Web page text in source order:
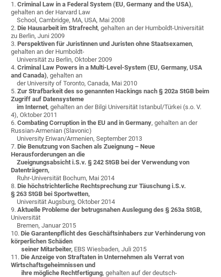
1.Criminal Law in a Federal System (EU, Germany and the USA),
gehalten an der Harvard Law
School, Cambridge, MA, USA, Mai 2008
2.Die Hausarbeit im Strafrecht, gehalten an der Humboldt-Universität
zu Berlin, Juni 2009
3.Perspektiven für Juristinnen und Juristen ohne Staatsexamen,
gehalten an der Humboldt-
Universität zu Berlin, Oktober 2009
4.Criminal Law Powers in a Multi-Level-System (EU, Germany, USA
and Canada), gehalten an
der University of Toronto, Canada, Mai 2010
5.Zur Strafbarkeit des so genannten Hackings nach § 202a StGB beim
Zugriff auf Datensysteme
im Internet, gehalten an der Bilgi Universität Istanbul/Türkei (s.o. V.
4), Oktober 2011
6.Combating Corruption in the EU and in Germany, gehalten an der
Russian-Armenian (Slavonic)
University Eriwan/Armenien, September 2013
7.Die Benutzung von Sachen als Zueignung – Neue
Herausforderungen an die
Zueignungsabsicht i.S.v. § 242 StGB bei der Verwendung von
Datenträgern,
Ruhr-Universität Bochum, Mai 2014
8.Die höchstrichterliche Rechtsprechung zur Täuschung i.S.v.
§ 263 StGB bei Sportwetten,
Universität Augsburg, Oktober 2014
9.Aktuelle Probleme der betrugsnahen Auslegung des § 263a StGB,
Universität
Bremen, Januar 2015
10.Die Garantenpflicht des Geschäftsinhabers zur Verhinderung von
körperlichen Schäden
seiner Mitarbeiter, EBS Wiesbaden, Juli 2015
11.Die Anzeige von Straftaten in Unternehmen als Verrat von
Wirtschaftsgeheimnissen und
ihre mögliche Rechtfertigung, gehalten auf der deutsch-